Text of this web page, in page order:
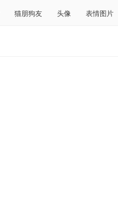
猫朋狗友 头像 表情图片